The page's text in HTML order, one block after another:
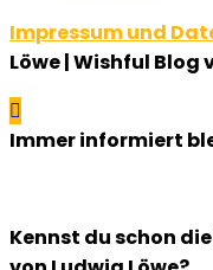
Impressum und
Löwe | Wishful Blog
Immer informiert
Kennst du schon